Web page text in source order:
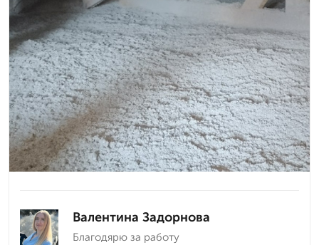
Валентина Задорнова
Благодярю за работу